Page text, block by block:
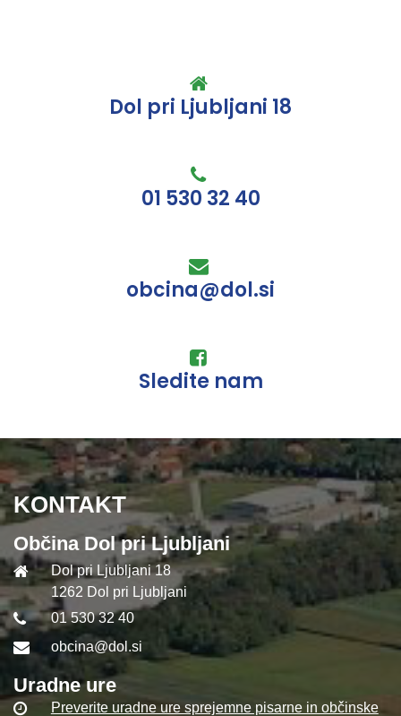
Dol pri Ljubljani 18
01 530 32 40
obcina@dol.si
Sledite nam
KONTAKT
Občina Dol pri Ljubljani
Dol pri Ljubljani 18
1262 Dol pri Ljubljani
01 530 32 40
obcina@dol.si
Uradne ure
Preverite uradne ure sprejemne pisarne in občinske